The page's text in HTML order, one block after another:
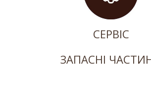
СЕРВІС
ЗАПАСНІ